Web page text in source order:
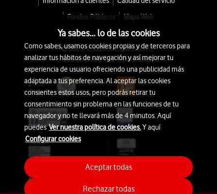
Fondos Públicos
Mapa Web
© 2026 Vodafone España S.A.U.
Avda. América 115, 28042 Madrid
Ya sabes... lo de las cookies
Como sabes, usamos cookies propias y de terceros para
analizar tus hábitos de navegación y así mejorar tu
experiencia de usuario ofreciendo una publicidad más
adaptada a tus preferencia. Al aceptar las cookies
consientes estos usos, pero podrás retirar tu
consentimiento sin problema en las funciones de tu
navegador y no te llevará más de 4 minutos. Aquí
puedesVer nuestra política de cookies.Y aquí
Configurar cookies
Rechazar todas
Aceptar todas